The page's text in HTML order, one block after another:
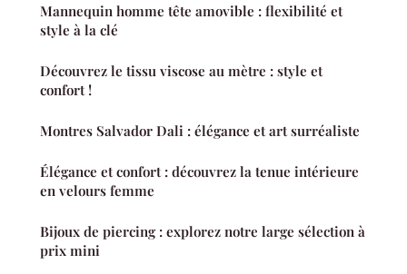
Mannequin homme tête amovible : flexibilité et
style à la clé
Découvrez le tissu viscose au mètre : style et
confort !
Montres Salvador Dali : élégance et art surréaliste
Élégance et confort : découvrez la tenue intérieure
en velours femme
Bijoux de piercing : explorez notre large sélection à
prix mini